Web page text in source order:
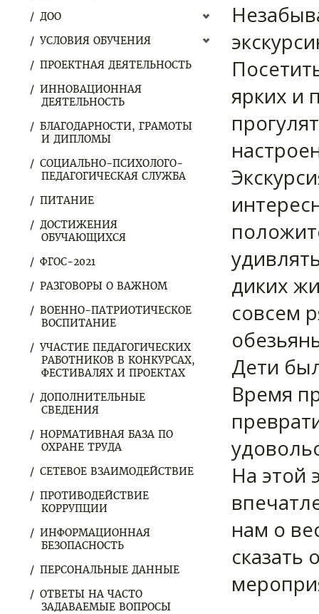
ДОО
УСЛОВИЯ ОБУЧЕНИЯ
ПРОЕКТНАЯ ДЕЯТЕЛЬНОСТЬ
ИННОВАЦИОННАЯ
ДЕЯТЕЛЬНОСТЬ
БЛАГОДАРНОСТИ, ГРАМОТЫ
И ДИПЛОМЫ
СОЦИАЛЬНО-ПСИХОЛОГО-
ПЕДАГОГИЧЕСКАЯ СЛУЖБА
ПИТАНИЕ
ДОСТИЖЕНИЯ
ОБУЧАЮЩИХСЯ
ФГОС-2021
РАЗГОВОРЫ О ВАЖНОМ
ВОЕННО-ПАТРИОТИЧЕСКОЕ
ВОСПИТАНИЕ
УЧАСТИЕ ПЕДАГОГИЧЕСКИХ
РАБОТНИКОВ В КОНКУРСАХ,
ФЕСТИВАЛЯХ И ПРОЕКТАХ
ДОПОЛНИТЕЛЬНЫЕ
СВЕДЕНИЯ
НОРМАТИВНАЯ БАЗА ПО
ОХРАНЕ ТРУДА
СЕТЕВОЕ ВЗАИМОДЕЙСТВИЕ
ПРОТИВОДЕЙСТВИЕ
КОРРУПЦИИ
ИНФОРМАЦИОННАЯ
БЕЗОПАСНОСТЬ
ПЕРСОНАЛЬНЫЕ ДАННЫЕ
ОТВЕТЫ НА ЧАСТО
ЗАДАВАЕМЫЕ ВОПРОСЫ
ярких и
диких
совсем
Дети
Время
На этой
нам о
сказать